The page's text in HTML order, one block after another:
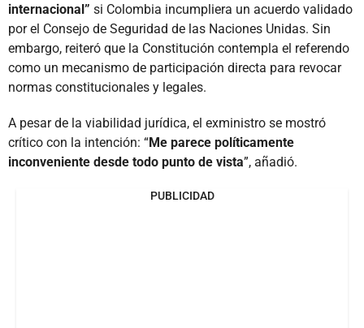
internacional” si Colombia incumpliera un acuerdo validado
por el Consejo de Seguridad de las Naciones Unidas. Sin
embargo, reiteró que la Constitución contempla el referendo
como un mecanismo de participación directa para revocar
normas constitucionales y legales.
A pesar de la viabilidad jurídica, el exministro se mostró
crítico con la intención: “Me parece políticamente
inconveniente desde todo punto de vista”, añadió.
PUBLICIDAD